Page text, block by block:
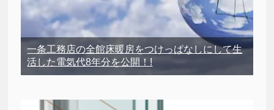
一条工務店の全館床暖房をつけっぱなしにして生
活した電気代8年分を公開！!